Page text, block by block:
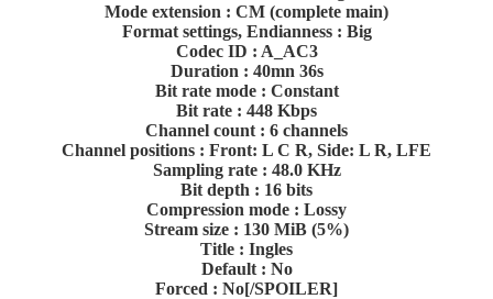
Mode extension : CM (complete main)
Format settings, Endianness : Big
Codec ID : A_AC3
Duration : 40mn 36s
Bit rate mode : Constant
Bit rate : 448 Kbps
Channel count : 6 channels
Channel positions : Front: L C R, Side: L R, LFE
Sampling rate : 48.0 KHz
Bit depth : 16 bits
Compression mode : Lossy
Stream size : 130 MiB (5%)
Title : Ingles
Default : No
Forced : No[/SPOILER]